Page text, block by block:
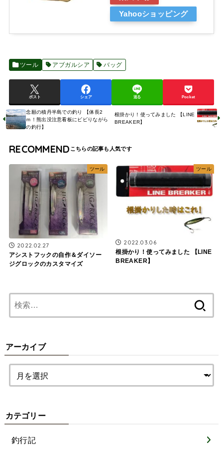
Yahooショッピング
ツール アブガルシア バッグ
ポスト シェア 送る Pocket
念願の積丹半島での釣り 【体長2
ｍ！熊出没注意看板にビビりながら
の釣行】
根掛かり！使ってみました 【LINE
BREAKER】
RECOMMEND
ツール
2022.02.27
アシストフックの自作＆ダイソー
ジグロックのカスタマイズ
ツール
2022.03.06
根掛かり！使ってみました 【LINE
BREAKER】
索:
アーカイブ
カテゴリー
釣行記